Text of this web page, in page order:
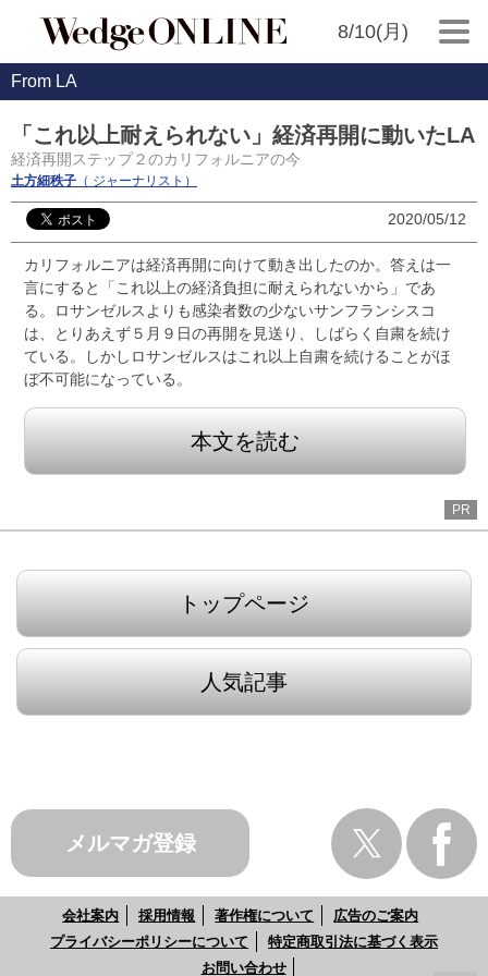
8/10(月)
From LA
「これ以上耐えられない」経済再開に動いたLA
経済再開ステップ２のカリフォルニアの今
土方細秩子 （ ジャーナリスト）
2020/05/12
カリフォルニアは経済再開に向けて動き出したのか。答えは一
言にすると「これ以上の経済負担に耐えられないから」であ
る。ロサンゼルスよりも感染者数の少ないサンフランシスコ
は、とりあえず５月９日の再開を見送り、しばらく自粛を続け
ている。しかしロサンゼルスはこれ以上自粛を続けることがほ
ぼ不可能になっている。
本文を読む
PR
トップページ
人気記事
メルマガ登録
会社案内 採用情報 著作権について
広告のご案内
プライバシーポリシーについて
特定商取引法に基づく表示
お問い合わせ